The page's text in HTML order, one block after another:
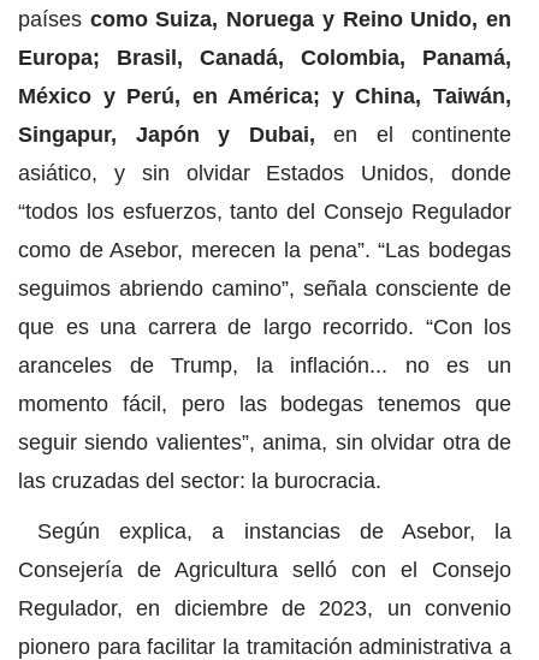
países como Suiza, Noruega y Reino Unido, en
Europa; Brasil, Canadá, Colombia, Panamá,
México y Perú, en América; y China, Taiwán,
Singapur, Japón y Dubai, en el continente
asiático, y sin olvidar Estados Unidos, donde
“todos los esfuerzos, tanto del Consejo Regulador
como de Asebor, merecen la pena”. “Las bodegas
seguimos abriendo camino”, señala consciente de
que es una carrera de largo recorrido. “Con los
aranceles de Trump, la inflación... no es un
momento fácil, pero las bodegas tenemos que
seguir siendo valientes”, anima, sin olvidar otra de
las cruzadas del sector: la burocracia.
Según explica, a instancias de Asebor, la
Consejería de Agricultura selló con el Consejo
Regulador, en diciembre de 2023, un convenio
pionero para facilitar la tramitación administrativa a